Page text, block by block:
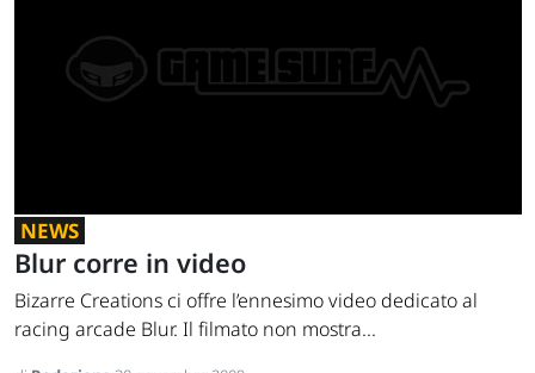
NEWS
Blur corre in video
Bizarre Creations ci offre l’ennesimo video dedicato al
racing arcade Blur. Il filmato non mostra...